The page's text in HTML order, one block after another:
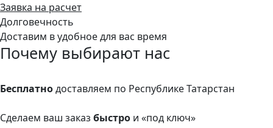
Заявка на расчет
Долговечность
Доставим в удобное для вас время
Почему выбирают нас
Бесплатнодоставляем по Республике Татарстан
Сделаем ваш заказ быстро и «под ключ»